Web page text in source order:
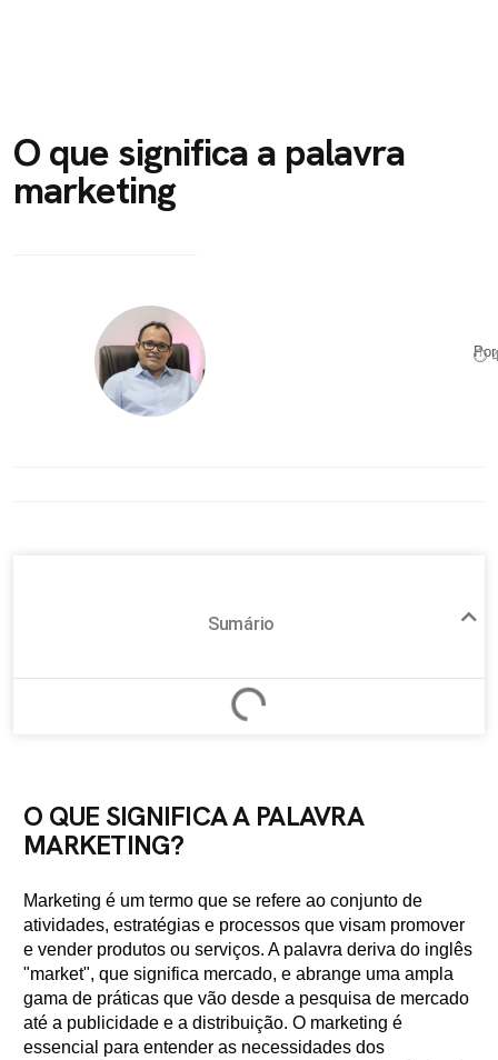
O que significa a palavra
marketing
⏱
Sumário
O QUE SIGNIFICA A PALAVRA
MARKETING?
Marketing é um termo que se refere ao conjunto de
atividades, estratégias e processos que visam promover
e vender produtos ou serviços. A palavra deriva do inglês
"market", que significa mercado, e abrange uma ampla
gama de práticas que vão desde a pesquisa de mercado
até a publicidade e a distribuição. O marketing é
essencial para entender as necessidades dos